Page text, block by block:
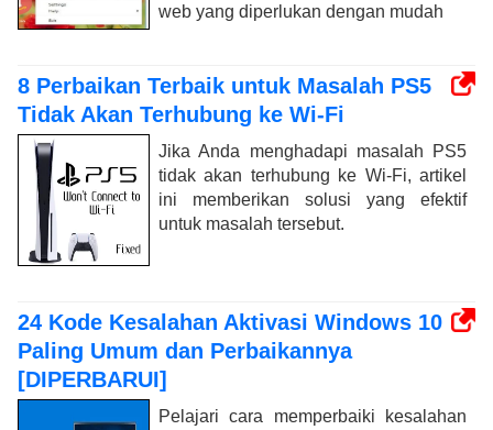
web yang diperlukan dengan mudah
8 Perbaikan Terbaik untuk Masalah PS5
Tidak Akan Terhubung ke Wi-Fi
Jika Anda menghadapi masalah PS5
tidak akan terhubung ke Wi-Fi, artikel
ini memberikan solusi yang efektif
untuk masalah tersebut.
24 Kode Kesalahan Aktivasi Windows 10
Paling Umum dan Perbaikannya
[DIPERBARUI]
Pelajari cara memperbaiki kesalahan